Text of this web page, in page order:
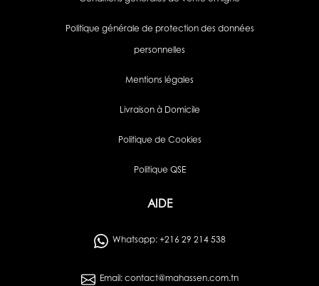
Politique générale de protection des données
personnelles
Mentions légales
Livraison à Domicile
Politique de Cookies
Politique QSE
AIDE
Whatsapp: +216 29 214 538
Email: contact@mahassen.com.tn